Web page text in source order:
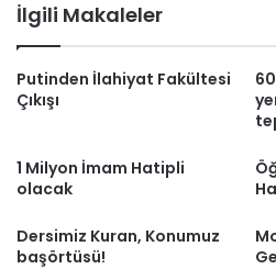
İlgili Makaleler
Putinden İlahiyat Fakültesi
Çıkışı
1 Milyon İmam Hatipli
olacak
Dersimiz Kuran, Konumuz
başörtüsü!